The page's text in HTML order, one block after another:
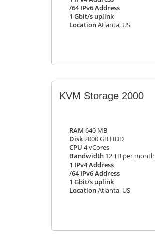
/64 IPv6 Address
1 Gbit/s uplink
LocationAtlanta, US
KVM Storage 2000
RAM 640 MB
Disk2000 GB HDD
CPU 4 vCores
Bandwidth 12 TB per month
1 IPv4 Address
/64 IPv6 Address
1 Gbit/s uplink
LocationAtlanta, US